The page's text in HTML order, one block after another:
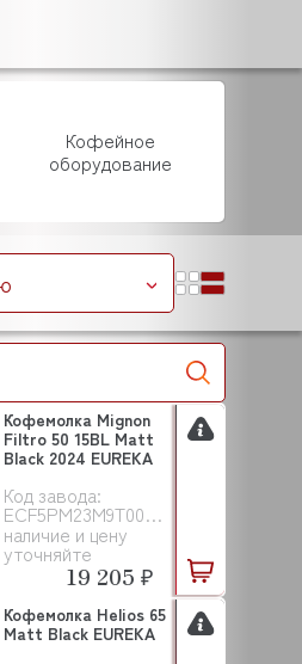
Кофейное
оборудование
Код завода:
ECF5PM23M9T000N00001
наличие и цену
уточняйте
Кофемолка Mignon
Filtro 50 15BL Matt
Black 2024 EUREKA
19 205 ₽
Кофемолка Helios 65
Matt Black EUREKA